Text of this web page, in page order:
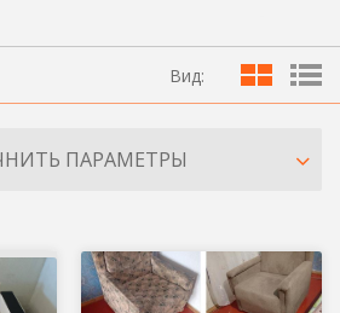
Вид:
ПАРАМЕТРЫ